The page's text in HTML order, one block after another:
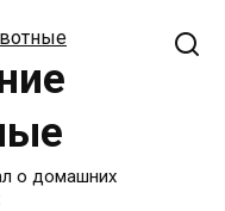
о домашних